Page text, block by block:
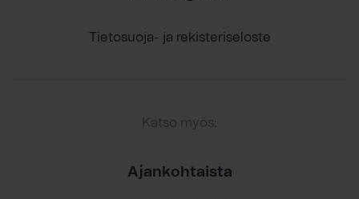
Tietosuoja- ja rekisteriseloste
Katso myös:
Ajankohtaista